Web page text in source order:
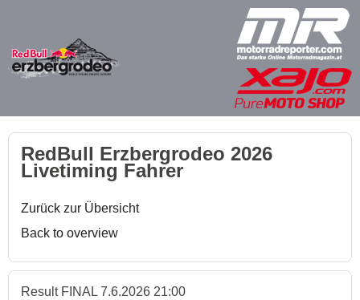
RedBull Erzbergrodeo 2026
Livetiming Fahrer
Zurück zur Übersicht
Back to overview
Result FINAL 7.6.2026 21:00